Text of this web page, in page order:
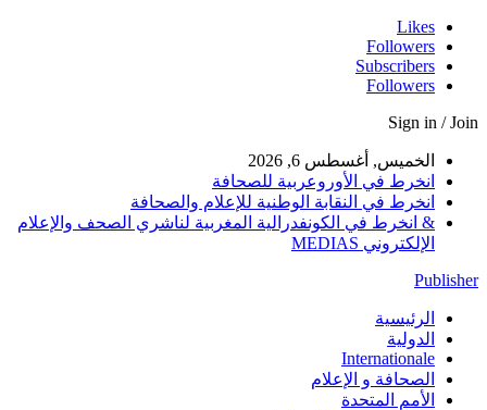
Likes
Followers
Subscribers
Followers
Sign in / Join
الخميس, أغسطس 6, 2026
انخرط في الأوروعربية للصحافة
انخرط في النقابة الوطنية للإعلام والصحافة
& انخرط في الكونفدرالية المغربية لناشري الصحف والإعلام
الإلكتروني MEDIAS
Publisher
الرئيسية
الدولية
Internationale
الصحافة و الإعلام
الأمم المتحدة